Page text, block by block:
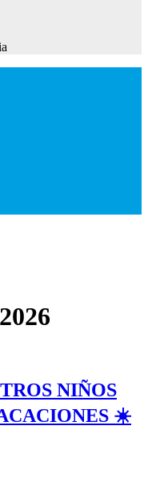
NIÑOS
☀️